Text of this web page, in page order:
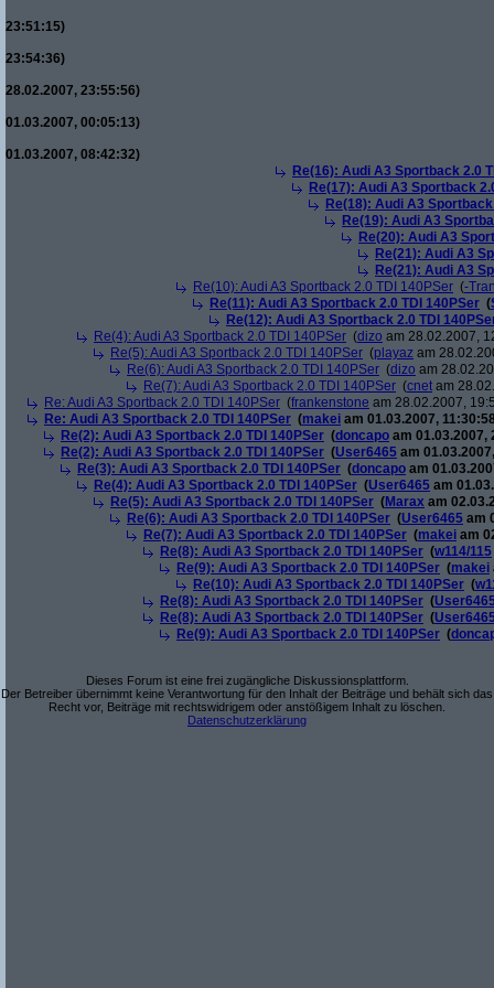
23:51:15)
23:54:36)
28.02.2007, 23:55:56)
01.03.2007, 00:05:13)
01.03.2007, 08:42:32)
Re(16): Audi A3 Sportback 2.0
Re(17): Audi A3 Sportback
Re(18): Audi A3
Re(19): Audi A3
Re(20): Audi A3
Re(21): Audi A3
Re(21): Audi A3
Re(10): Audi A3 Sportback 2.0 TDI 140PSer (-
Re(11): Audi A3 Sportback 2.0 TDI 140PSer (
Re(12): Audi A3 Sportback 2.0 TDI
Re(4): Audi A3 Sportback 2.0 TDI 140PSer (dizo am 28.02.2007,
Re(5): Audi A3 Sportback 2.0 TDI 140PSer (playaz am
Re(6): Audi A3 Sportback 2.0 TDI 140PSer (dizo am
Re(7): Audi A3 Sportback 2.0 TDI 140PSer (cnet am
Re: Audi A3 Sportback 2.0 TDI 140PSer (frankenstone am 28.02.2007,
Re: Audi A3 Sportback 2.0 TDI 140PSer (makei am 01.03.2007,
Re(2): Audi A3 Sportback 2.0 TDI 140PSer (doncapo am 01.03.2007,
Re(2): Audi A3 Sportback 2.0 TDI 140PSer (User6465 am
Re(3): Audi A3 Sportback 2.0 TDI 140PSer (doncapo am
Re(4): Audi A3 Sportback 2.0 TDI 140PSer (User6465 am
Re(5): Audi A3 Sportback 2.0 TDI 140PSer (Marax am
Re(6): Audi A3 Sportback 2.0 TDI 140PSer (User6465 am
Re(7): Audi A3 Sportback 2.0 TDI 140PSer (makei am
Re(8): Audi A3 Sportback 2.0 TDI 140PSer (w114/115
Re(9): Audi A3 Sportback 2.0 TDI 140PSer (makei
Re(10): Audi A3 Sportback 2.0 TDI 140PSer (
Re(8): Audi A3 Sportback 2.0 TDI 140PSer (
Re(8): Audi A3 Sportback 2.0 TDI 140PSer (
Re(9): Audi A3 Sportback 2.0 TDI 140PSer (
Dieses Forum ist eine frei zugängliche Diskussionsplattform.
Der Betreiber übernimmt keine Verantwortung für den Inhalt der Beiträge und behält sich das
Recht vor, Beiträge mit rechtswidrigem oder anstößigem Inhalt zu löschen.
Datenschutzerklärung